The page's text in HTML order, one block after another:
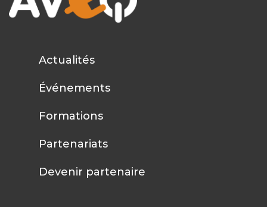
Actualités
Événements
Formations
Partenariats
Devenir partenaire